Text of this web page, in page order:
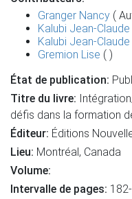
Granger Nancy (
Kalubi Jean-Claude
Kalubi Jean-Claude
Gremion Lise ( )
État de publication:
Titre du livre:
défis dans la formation
Éditeur: Éditions
Lieu: Montréal, Canada
Volume:
Intervalle de pages: